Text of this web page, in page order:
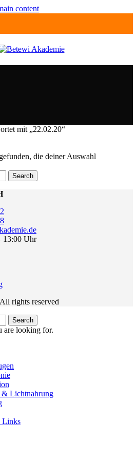
content
mit „22.02.20“
die deiner Auswahl
Search
13:00 Uhr
rights reserved
Search
are looking for.
Lichtnahrung
Links